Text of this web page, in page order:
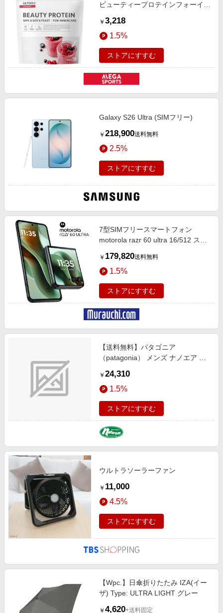
ビューティープロテインフォーイン
1104887
￥ 3,218
1.5%
ストアにすすむ
Galaxy S26 Ultra (SIMフリー)
￥ 218,900送料無料
2.5%
ストアにすすむ
7型SIMフリースマートフォン
motorola razr 60 ultra 16/512 スカ
￥ 179,820送料無料
1.5%
ストアにすすむ
【送料無料】パタゴニア
（patagonia） メンズ ナノエア ウ
ＤＢ 85345
￥ 24,310
1.5%
ストアにすすむ
ウルトラソーラーファン
￥ 11,000
4.5%
ストアにすすむ
【Wpc.】日傘折りたたみ IZA(イー
ザ) Type: ULTRA LIGHT グレー
￥ 4,620+送料固定